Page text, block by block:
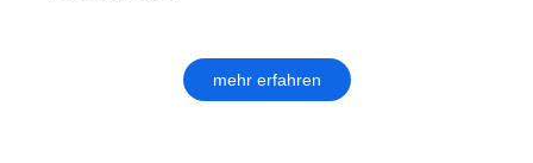
mehr erfahren